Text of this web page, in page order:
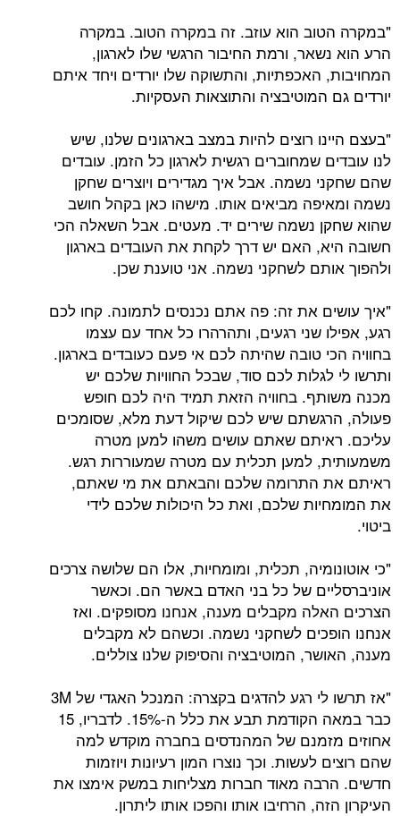
"במקרה הטוב הוא עוזב. זה במקרה הטוב. במקרה
הרע הוא נשאר, ורמת החיבור הרגשי שלו לארגון,
המחויבות, האכפתיות, והתשוקה שלו יורדים ויחד איתם
יורדים גם המוטיבציה והתוצאות העסקיות.
"בעצם היינו רוצים להיות במצב בארגונים שלנו, שיש
לנו עובדים שמחוברים רגשית לארגון כל הזמן. עובדים
שהם שחקני נשמה. אבל איך מגדירים ויוצרים שחקן
נשמה ומאיפה מביאים אותו. מישהו כאן בקהל חושב
שהוא שחקן נשמה שירים יד. מעטים. אבל השאלה הכי
חשובה היא, האם יש דרך לקחת את העובדים בארגון
ולהפוך אותם לשחקני נשמה. אני טוענת שכן.
"איך עושים את זה: פה אתם נכנסים לתמונה. קחו לכם
רגע, אפילו שני רגעים, ותהרהרו כל אחד עם עצמו
בחוויה הכי טובה שהיתה לכם אי פעם כעובדים בארגון.
ותרשו לי לגלות לכם סוד, שבכל החוויות שלכם יש
מכנה משותף. בחוויה הזאת תמיד היה לכם חופש
פעולה, הרגשתם שיש לכם שיקול דעת מלא, שסומכים
עליכם. ראיתם שאתם עושים משהו למען מטרה
משמעותית, למען תכלית עם מטרה שמעוררות רגש.
ראיתם את התרומה שלכם והבאתם את מי שאתם,
את המומחיות שלכם, ואת כל היכולות שלכם לידי
ביטוי.
"כי אוטונומיה, תכלית, ומומחיות, אלו הם שלושה צרכים
אוניברסליים של כל בני האדם באשר הם. וכאשר
הצרכים האלה מקבלים מענה, אנחנו מסופקים. ואז
אנחנו הופכים לשחקני נשמה. וכשהם לא מקבלים
מענה, האושר, המוטיבציה והסיפוק שלנו צוללים.
"אז תרשו לי רגע להדגים בקצרה: המנכל האגדי של 3M
כבר במאה הקודמת תבע את כלל ה-15%. לדבריו, 15
אחוזים מזמנם של המהנדסים בחברה מוקדש למה
שהם רוצים לעשות. וכך נוצרו המון רעיונות ויוזמות
חדשים. הרבה מאוד חברות מצליחות במשק אימצו את
העיקרון הזה, הרחיבו אותו והפכו אותו ליתרון.